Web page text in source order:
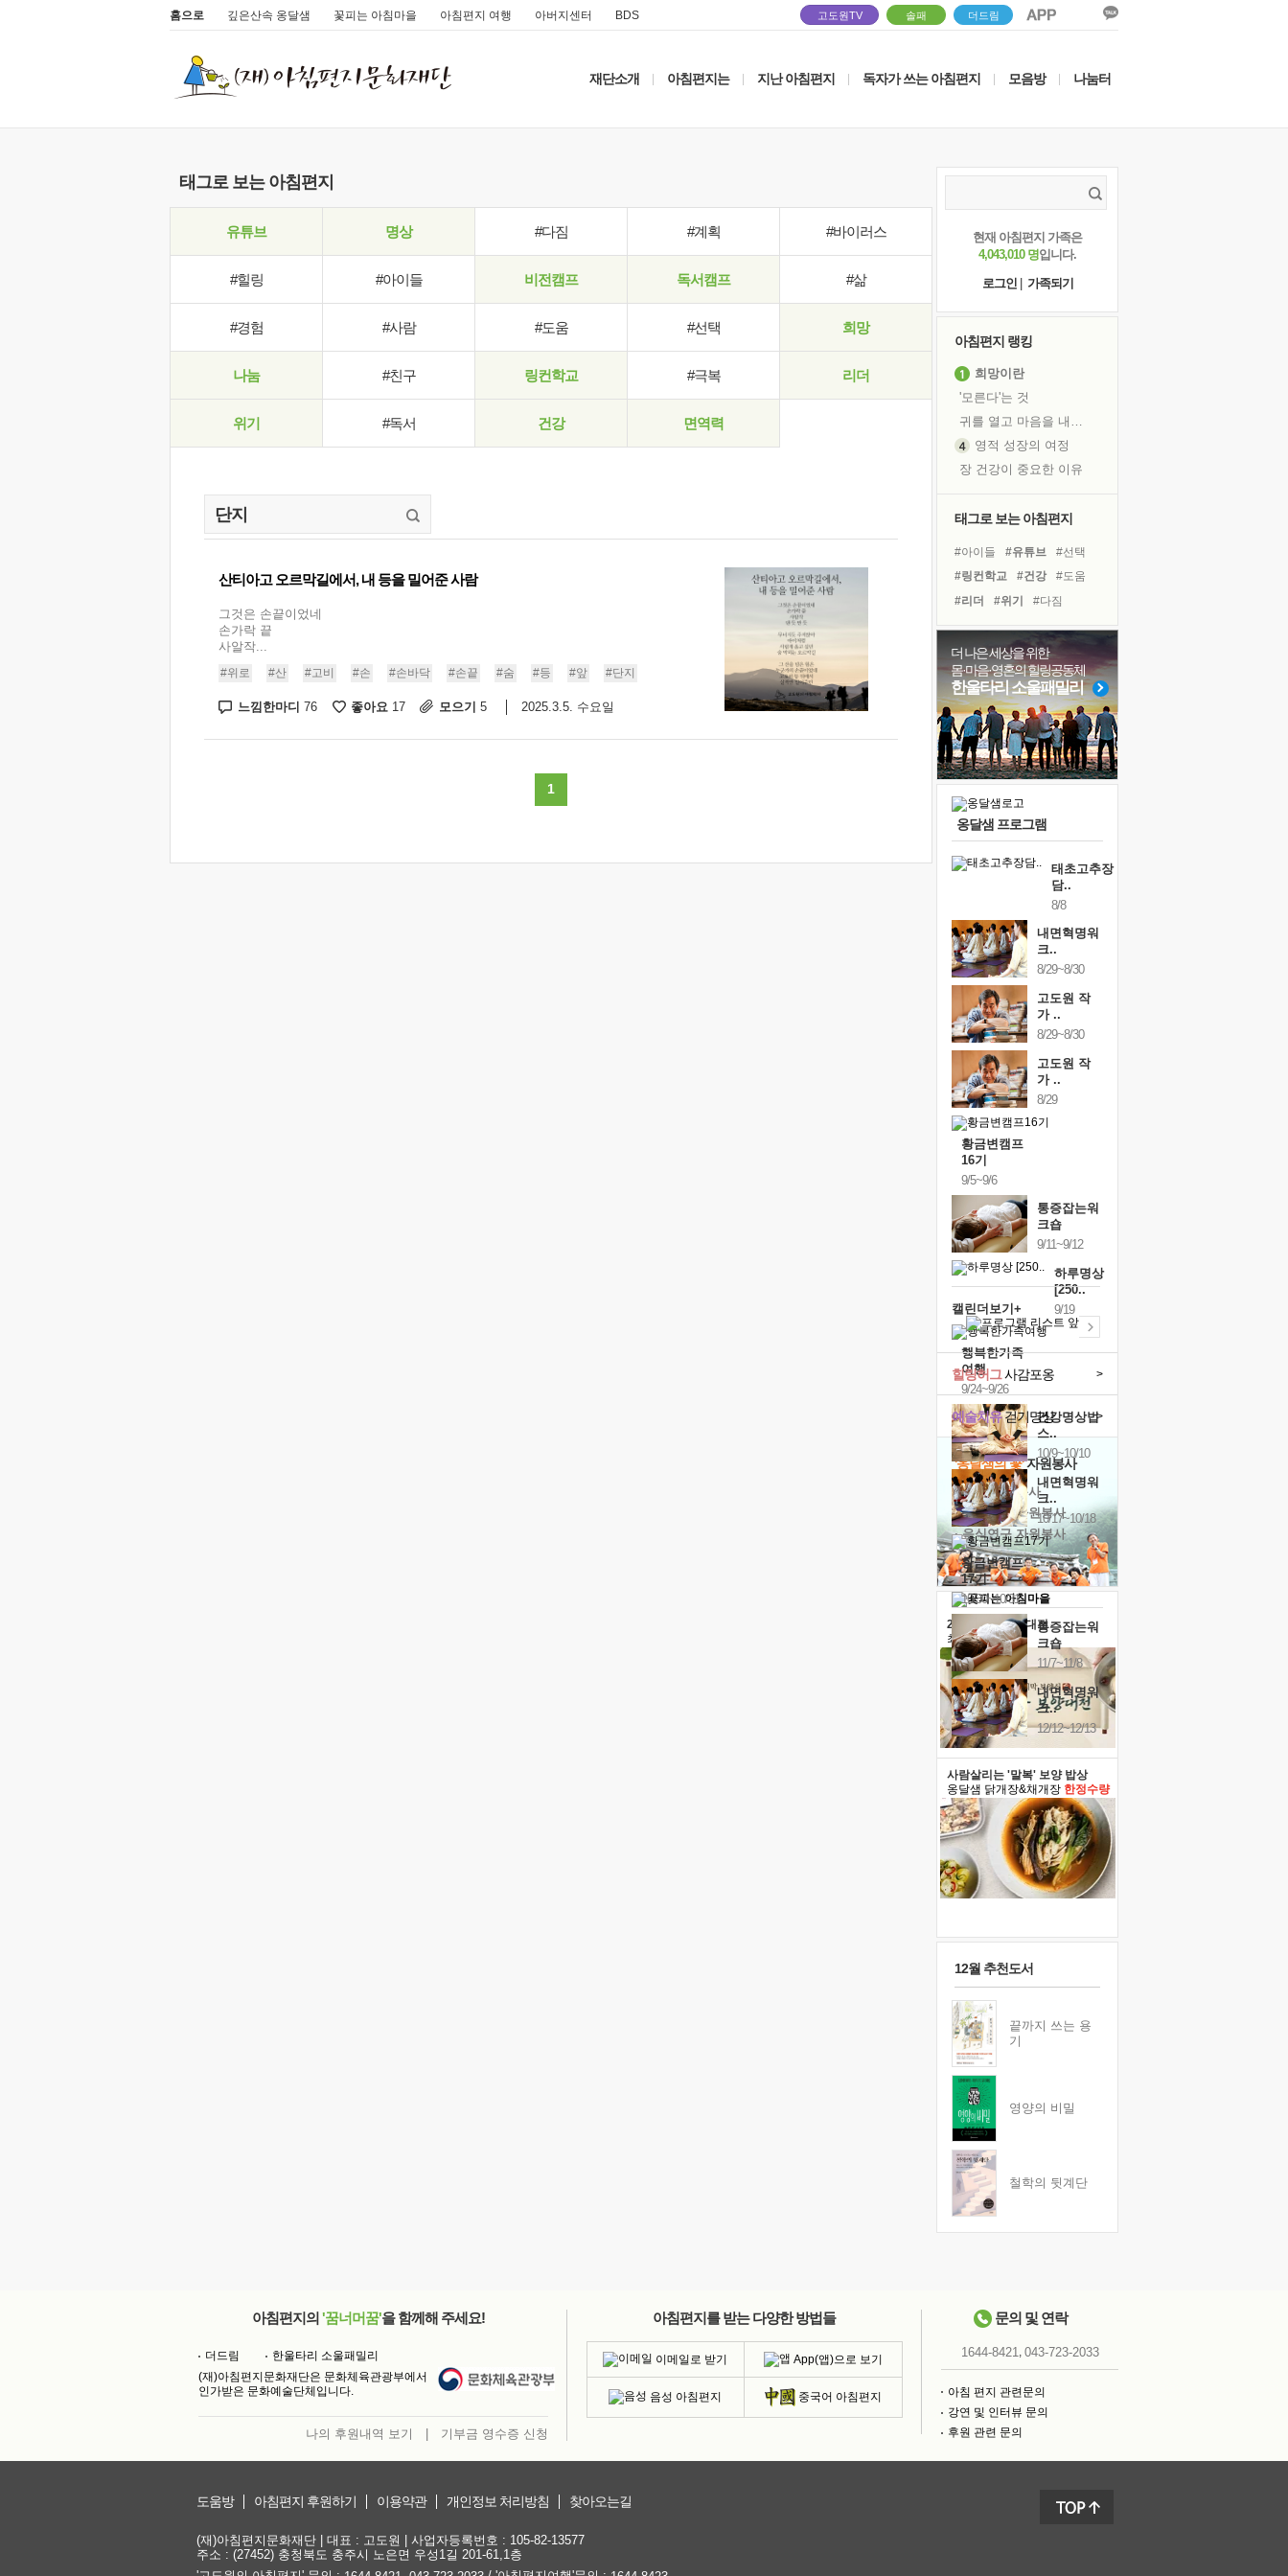
홈으로 깊은산속 옹달샘 꽃피는 아침마을 아침편지 여행 아버지센터 BDS 고도원TV 솔패 더드림
재단소개 아침편지는 지난 아침편지 독자가 쓰는 아침편지 모음방 나눔터
태그로 보는 아침편지
유튜브 명상 #다짐 #계획 #바이러스
#힐링 #아이들 비전캠프 독서캠프 #삶
#경험 #사람 #도움 #선택 희망
나눔 #친구 링컨학교 #극복 리더
위기 #독서 건강 면역력
산티아고 오르막길에서, 내 등을 밀어준 사람
그것은 손끝이었네
손가락 끝
사알작...
#위로 #산 #고비 #손 #손바닥 #손끝 #숨 #등 #앞 #단지
느낌한마디 76 좋아요 17 모으기 5 2025.3.5. 수요일
1
현재 아침편지 가족은
4,043,010 명입니다.
로그인
가족되기
아침편지 랭킹
희망이란
'모른다'는 것
귀를 열고 마음을 내어주고
영적 성장의 여정
장 건강이 중요한 이유
흙이 된 몸으로 출근하는 여자
꿈이 실제가 되는 것
'말 타는 법'을 먼저
졸업식 사진을 보며
극심한 변비, 어깨결림, 수면 장애
아픈 아버지를 위한 공간 설계
보고 싶은 어머니
유년 시절의 부산 영도 바다
못된 꼰대들
너무 황홀한 꽃들이여!
태그로 보는 아침편지
#아이들 #유튜브
#선택
#링컨학교
#건강
#도움
#리더
#위기
#다짐
#바이러스
#경험
#극복
#계획
#비전캠프
#삶
#독서캠프
#독서
#친구
#희망
#사람 #명상
더 나은 세상을 위한
몸·마음·영혼의 힐링공동체
한울타리 소울패밀리
옹달샘 프로그램
태초고추장
담..
8/8
내면혁명워
크..
8/29~8/30
고도원 작
가 ..
8/29~8/30
고도원 작
가 ..
8/29
황금변캠프
16기
9/5~9/6
통증잡는워
크숍
9/11~9/12
하루명상
[250..
9/19
행복한가족
여행
9/24~9/26
건강명상법
스..
10/9~10/10
내면혁명워
크..
10/17~10/18
황금변캠프
17기
10/30~10/31
통증잡는워
크숍
11/7~11/8
내면혁명워
크..
12/12~12/13
캘린더보기+
예술치유걷기명상 >
힐링허그사감포옹 >
'옹달샘의 꽃'자원봉사
· 청년 자원봉사
· 금빛청년 자원봉사
· 음식연구 자원봉사
2026 말복 보양대전
최대74%할인
사람살리는 '말복' 보양 밥상
옹달샘 닭개장&채개장 한정수량
12월 추천도서
끝까지 쓰는 용
기
영양의 비밀
철학의 뒷계단
아침편지의 '꿈너머꿈'을 함께해 주세요!
더드림
한울타리 소울패밀리
(재)아침편지문화재단은 문화체육관광부에서
인가받은 문화예술단체입니다.
나의 후원내역 보기 기부금 영수증 신청
아침편지를 받는 다양한 방법들
이메일로 받기 App(앱)으로 보기
음성 아침편지 중국어 아침편지
문의 및 연락
1644-8421, 043-723-2033
아침 편지 관련문의
강연 및 인터뷰 문의
후원 관련 문의
도움방 아침편지 후원하기 이용약관 개인정보 처리방침 찾아오는길
(재)아침편지문화재단 | 대표 : 고도원 | 사업자등록번호 : 105-82-13577
주소 : (27452) 충청북도 충주시 노은면 우성1길 201-61,1층